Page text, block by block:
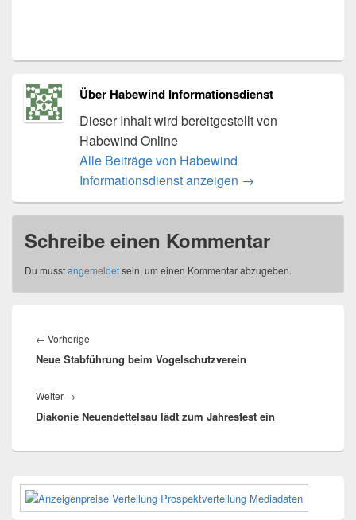
Über Habewind Informationsdienst
Dieser Inhalt wird bereitgestellt von
Habewind Online
Alle Beiträge von Habewind
Informationsdienst anzeigen →
Schreibe einen Kommentar
Du musstangemeldetsein, um einen Kommentar abzugeben.
← Vorherige
Beitrag:
Neue Stabführung beim Vogelschutzverein
Weiter →
Beitrag:
Diakonie Neuendettelsau lädt zum Jahresfest ein
Primärer
Seitenleisten-
Widgetbereich